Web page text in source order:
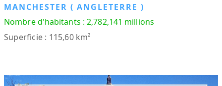
MANCHESTER ( ANGLETERRE )
Nombre d'habitants : 2,782,141 millions
Superficie : 115,60 km²